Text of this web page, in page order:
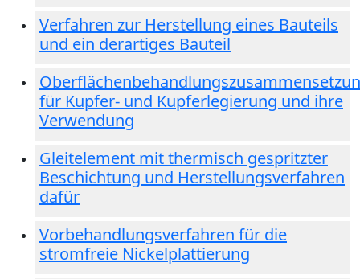
Verfahren zur Herstellung eines Bauteils
und ein derartiges Bauteil
für Kupfer- und Kupferlegierung und ihre
Verwendung
Gleitelement mit thermisch gespritzter
Beschichtung und Herstellungsverfahren
dafür
Vorbehandlungsverfahren für die
stromfreie Nickelplattierung